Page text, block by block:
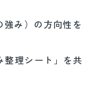
強み）の方向性を
整理シート」を共